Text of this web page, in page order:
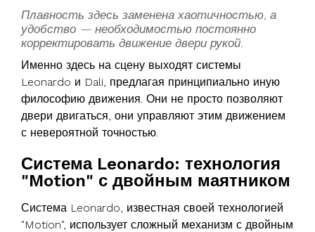
Плавность здесь заменена хаотичностью, а
удобство — необходимостью постоянно
корректировать движение двери рукой.
Именно здесь на сцену выходят системы
Leonardo и Dali, предлагая принципиально иную
философию движения. Они не просто позволяют
двери двигаться, они управляют этим движением
с невероятной точностью.
Система Leonardo: технология
"Motion" с двойным маятником
Система Leonardo, известная своей технологией
"Motion", использует сложный механизм с двойным